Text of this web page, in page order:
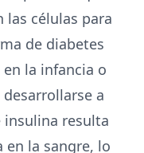
las células para
de diabetes
la infancia o
a
insulina resulta
en la sangre, lo